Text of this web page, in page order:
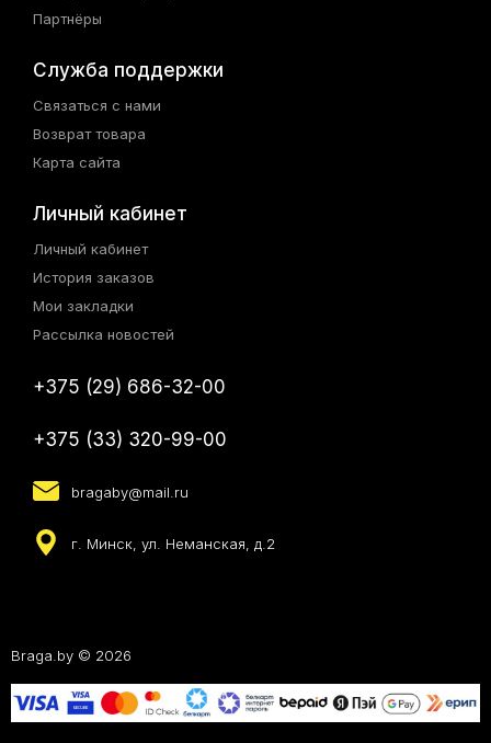
Партнёры
Служба поддержки
Связаться с нами
Возврат товара
Карта сайта
Личный кабинет
Личный кабинет
История заказов
Мои закладки
Рассылка новостей
+375 (29) 686-32-00
+375 (33) 320-99-00
bragaby@mail.ru
г. Минск, ул. Неманская, д.2
Braga.by © 2026